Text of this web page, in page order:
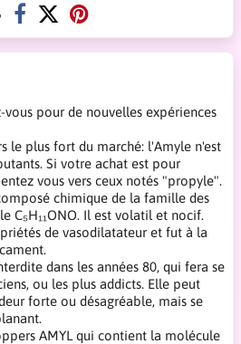
pour de nouvelles expériences
le plus fort du marché: l'Amyle n'est
Si votre achat est pour
vous vers ceux notés "propyle".
chimique de la famille des
C₅H₁₁ONO. Il est volatil et nocif.
de vasodilatateur et fut à la
dans les années 80, qui fera se
ou les plus addicts. Elle peut
forte ou désagréable, mais se
AMYL qui contient la molécule